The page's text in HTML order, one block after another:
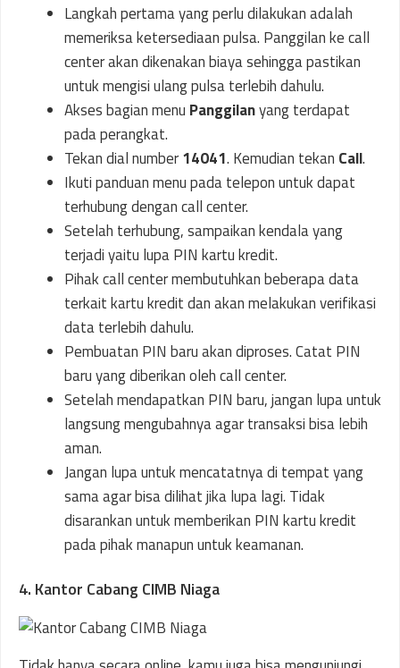
Langkah pertama yang perlu dilakukan adalah
memeriksa ketersediaan pulsa. Panggilan ke call
center akan dikenakan biaya sehingga pastikan
untuk mengisi ulang pulsa terlebih dahulu.
Akses bagian menu Panggilanyang terdapat
pada perangkat.
Tekan dial number14041. Kemudian tekan Call.
Ikuti panduan menu pada telepon untuk dapat
terhubung dengan call center.
Setelah terhubung, sampaikan kendala yang
terjadi yaitu lupa PIN kartu kredit.
Pihak call center membutuhkan beberapa data
terkait kartu kredit dan akan melakukan verifikasi
data terlebih dahulu.
Pembuatan PIN baru akan diproses. Catat PIN
baru yang diberikan oleh call center.
Setelah mendapatkan PIN baru, jangan lupa untuk
langsung mengubahnya agar transaksi bisa lebih
aman.
Jangan lupa untuk mencatatnya di tempat yang
sama agar bisa dilihat jika lupa lagi. Tidak
disarankan untuk memberikan PIN kartu kredit
pada pihak manapun untuk keamanan.
4. Kantor Cabang CIMB Niaga